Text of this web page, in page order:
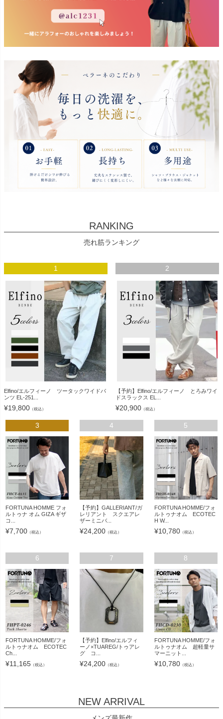
RANKING
売れ筋ランキング
1
Elfino/エルフィーノ ツータックワイドパ
ンツ EL-251...
¥19,800 （税込）
2
【予約】Elfino/エルフィーノ とろみワイ
ドスラックス EL...
¥20,900 （税込）
3
FORTUNA HOMME フォ
ルトゥナ オム GIZA ギザ
コ...
¥7,700 （税込）
4
【予約】GALLERIANT/ガ
レリアント スクエアレ
ザーミニバ...
¥24,200 （税込）
5
FORTUNA HOMME/フォ
ルトゥナオム ECOTEC
H W...
¥10,780（税込）
6
FORTUNA HOMME/フォ
ルトゥナオム ECOTEC
Ch...
¥11,165 （税込）
7
【予約】Elfino/エルフィ
ーノ×TUAREG/トゥアレ
グ コ...
¥24,200 （税込）
8
FORTUNA HOMME/フォ
ルトゥナオム 超軽量サ
マーニット...
¥10,780（税込）
NEW ARRIVAL